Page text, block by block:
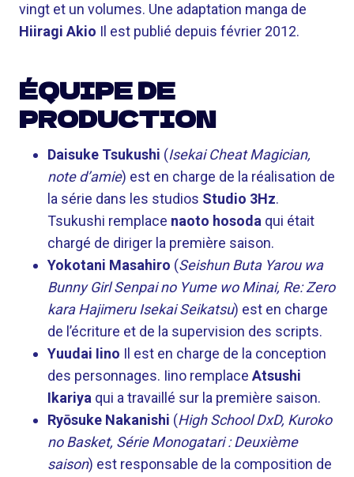
vingt et un volumes. Une adaptation manga de
Hiiragi Akio Il est publié depuis février 2012.
ÉQUIPE DE
PRODUCTION
Daisuke Tsukushi (Isekai Cheat Magician,
note d’amie) est en charge de la réalisation de
la série dans les studios Studio 3Hz.
Tsukushi remplace naoto hosoda qui était
chargé de diriger la première saison.
Yokotani Masahiro (Seishun Buta Yarou wa
Bunny Girl Senpai no Yume wo Minai, Re: Zero
kara Hajimeru Isekai Seikatsu) est en charge
de l’écriture et de la supervision des scripts.
Yuudai Iino Il est en charge de la conception
des personnages. Iino remplace Atsushi
Ikariya qui a travaillé sur la première saison.
Ryōsuke Nakanishi (High School DxD, Kuroko
no Basket, Série Monogatari : Deuxième
saison) est responsable de la composition de